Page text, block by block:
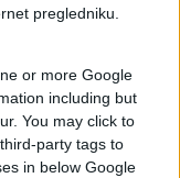
pregledniku.
or more Google
including but
You may click to
party tags to
in below Google
Izrael iduće